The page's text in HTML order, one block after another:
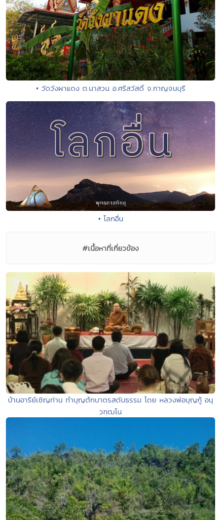
• วัดวังผาแดง ต.นาสวน อ.ศรีสวัสดิ์ จ.กาญจนบุรี
• โลกอื่น
#เนื้อหาที่เกี่ยวข้อง
บ้านอารีย์เชิญท่าน ทำบุญต้กบาตรสดับธรรม โดย หลวงพ่อบุญกู้ อนุ
วฑฺฒโน